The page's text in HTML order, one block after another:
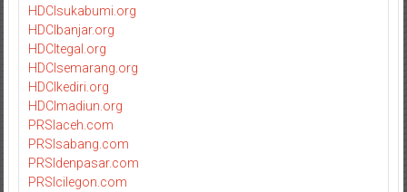
HDCIsukabumi.org
HDCIbanjar.org
HDCItegal.org
HDCIsemarang.org
HDCIkediri.org
HDCImadiun.org
PRSIaceh.com
PRSIsabang.com
PRSIdenpasar.com
PRSIcilegon.com